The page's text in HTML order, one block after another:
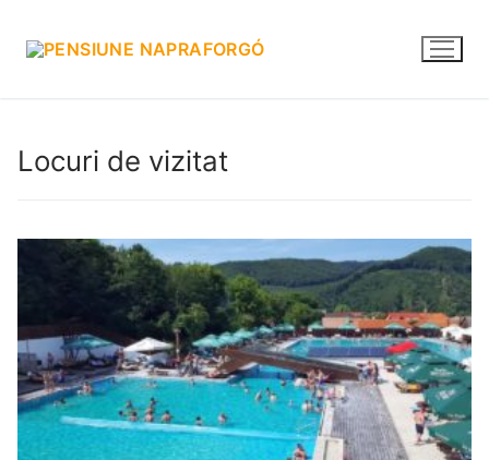
Locuri de vizitat